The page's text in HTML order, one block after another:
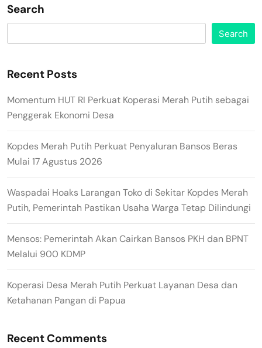
Search
Search
Recent Posts
Momentum HUT RI Perkuat Koperasi Merah Putih sebagai
Penggerak Ekonomi Desa
Kopdes Merah Putih Perkuat Penyaluran Bansos Beras
Mulai 17 Agustus 2026
Waspadai Hoaks Larangan Toko di Sekitar Kopdes Merah
Putih, Pemerintah Pastikan Usaha Warga Tetap Dilindungi
Mensos: Pemerintah Akan Cairkan Bansos PKH dan BPNT
Melalui 900 KDMP
Koperasi Desa Merah Putih Perkuat Layanan Desa dan
Ketahanan Pangan di Papua
Recent Comments